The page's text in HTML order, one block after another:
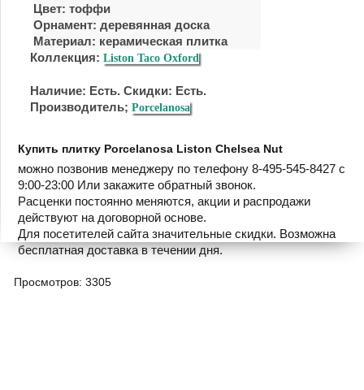
Цвет: тоффи
Орнамент: деревянная доска
Материал: керамическая плитка
Коллекция: Liston Taco Oxford
Наличие: Есть. Скидки: Есть.
Производитель; Porcelanosa
Купить плитку Porcelanosa Liston Chelsea Nut
можно позвонив менеджеру по телефону 8-495-545-8427 с
9:00-23:00 Или закажите обратный звонок.
Расценки постоянно меняются, акции и распродажи
действуют на договорной основе.
Для посетителей сайта значительные скидки. Возможна
бесплатная доставка в течении дня.
Просмотров: 3305